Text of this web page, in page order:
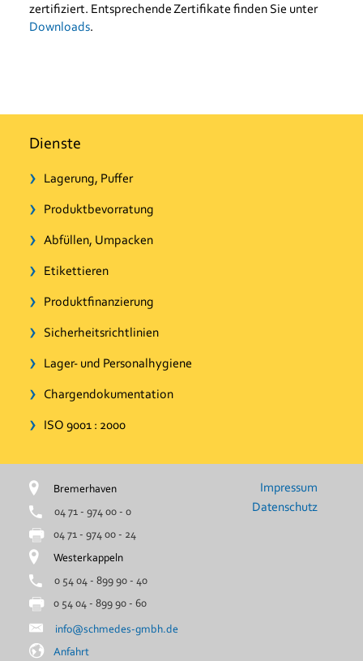
zertifiziert. Entsprechende Zertifikate finden Sie unter
Downloads.
Dienste
Lagerung, Puffer
Produktbevorratung
Abfüllen, Umpacken
Etikettieren
Produktfinanzierung
Sicherheitsrichtlinien
Lager- und Personalhygiene
Chargendokumentation
ISO 9001 : 2000
Bremerhaven
04 71 - 974 00 - 0
04 71 - 974 00 - 24
Westerkappeln
0 54 04 - 899 90 - 40
0 54 04 - 899 90 - 60
info@schmedes-gmbh.de
Anfahrt
Impressum
Datenschutz